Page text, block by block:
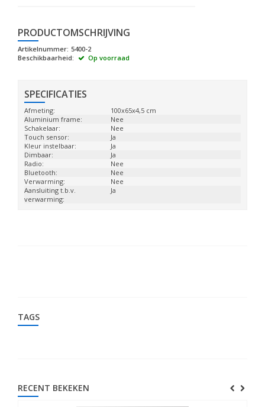
PRODUCTOMSCHRIJVING
Artikelnummer: 5400-2
Beschikbaarheid:
Op voorraad
SPECIFICATIES
Afmeting:
100x65x4,5 cm
Aluminium frame:
Nee
Schakelaar:
Nee
Touch sensor:
Ja
Kleur instelbaar:
Ja
Dimbaar:
Ja
Radio:
Nee
Bluetooth:
Nee
Verwarming:
Nee
Aansluiting t.b.v.
verwarming:
Ja
TAGS
RECENT BEKEKEN